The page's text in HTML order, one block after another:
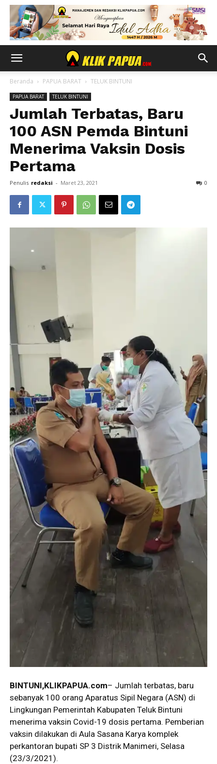
Beranda PAPUA BARAT TELUK BINTUNI
PAPUA BARAT TELUK BINTUNI
Jumlah Terbatas, Baru
100 ASN Pemda Bintuni
Menerima Vaksin Dosis
Pertama
Penulis redaksi - Maret 23, 2021 0
BINTUNI,KLIKPAPUA.com– Jumlah terbatas, baru
sebanyak 100 orang Aparatus Sipil Negara (ASN) di
Lingkungan Pemerintah Kabupaten Teluk Bintuni
menerima vaksin Covid-19 dosis pertama. Pemberian
vaksin dilakukan di Aula Sasana Karya komplek
perkantoran bupati SP 3 Distrik Manimeri, Selasa
(23/3/2021).